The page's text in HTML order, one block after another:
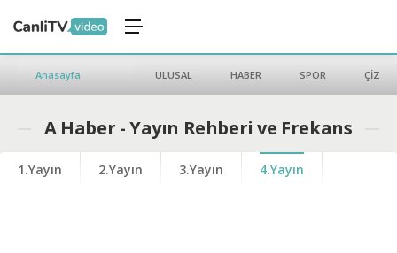
Anasayfa ULUSAL HABER SPOR ÇİZGİ
A Haber - Yayın Rehberi ve Frekans
1.Yayın 2.Yayın 3.Yayın 4.Yayın